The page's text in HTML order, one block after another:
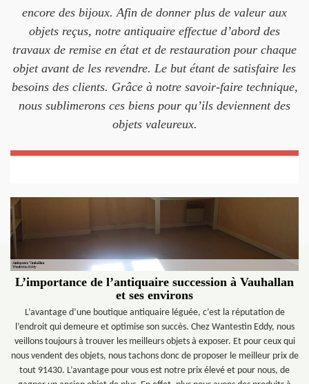
encore des bijoux. Afin de donner plus de valeur aux
objets reçus, notre antiquaire effectue d’abord des
travaux de remise en état et de restauration pour chaque
objet avant de les revendre. Le but étant de satisfaire les
besoins des clients. Grâce à notre savoir-faire technique,
nous sublimerons ces biens pour qu’ils deviennent des
objets valeureux.
L’importance de l’antiquaire succession à Vauhallan
et ses environs
L’avantage d’une boutique antiquaire léguée, c’est la réputation de
l’endroit qui demeure et optimise son succès. Chez Wantestin Eddy, nous
veillons toujours à trouver les meilleurs objets à exposer. Et pour ceux qui
nous vendent des objets, nous tachons donc de proposer le meilleur prix de
tout 91430. L’avantage pour vous est notre prix élevé et pour nous, de